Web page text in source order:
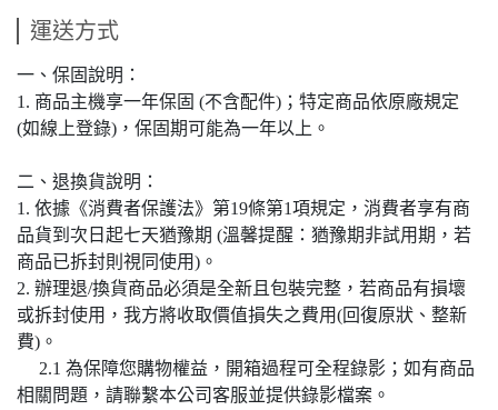
運送方式
一、保固說明：
1. 商品主機享一年保固 (不含配件)；特定商品依原廠規定
(如線上登錄)，保固期可能為一年以上。
二、退換貨說明：
1. 依據《消費者保護法》第19條第1項規定，消費者享有商
品貨到次日起七天猶豫期 (溫馨提醒：猶豫期非試用期，若
商品已拆封則視同使用)。
2. 辦理退/換貨商品必須是全新且包裝完整，若商品有損壞
或拆封使用，我方將收取價值損失之費用(回復原狀、整新
費)。
2.1 為保障您購物權益，開箱過程可全程錄影；如有商品
相關問題，請聯繫本公司客服並提供錄影檔案。